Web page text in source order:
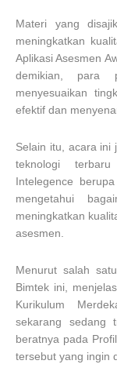
Materi yang
meningkatkan
Aplikasi Asesmen
demikian, para
menyesuaikan
efektif dan
Selain itu, acara ini
teknologi
Intelegence
mengetahui
meningkatkan
asesmen.
Menurut salah
Bimtek ini,
Kurikulum
sekarang sedang
beratnya pada
tersebut yang ingin